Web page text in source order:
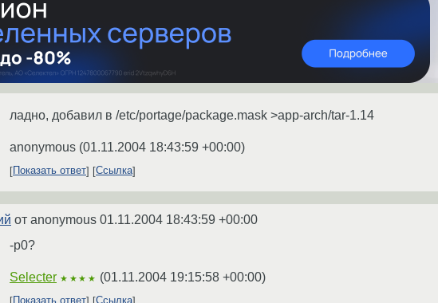
ладно, добавил в /etc/portage/package.mask >app-arch/tar-1.14
anonymous (01.11.2004 18:43:59 +00:00)
Показать ответ Ссылка
от anonymous 01.11.2004 18:43:59 +00:00
-p0?
Selecter ★★★★ (01.11.2004 19:15:58 +00:00)